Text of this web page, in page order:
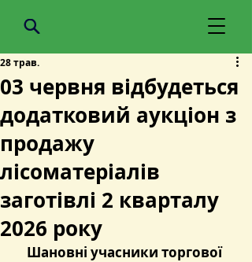
03 червня відбудеться
додатковий аукціон з
продажу
лісоматеріалів
заготівлі 2 кварталу
2026 року
28 трав.
Шановні учасники торгової